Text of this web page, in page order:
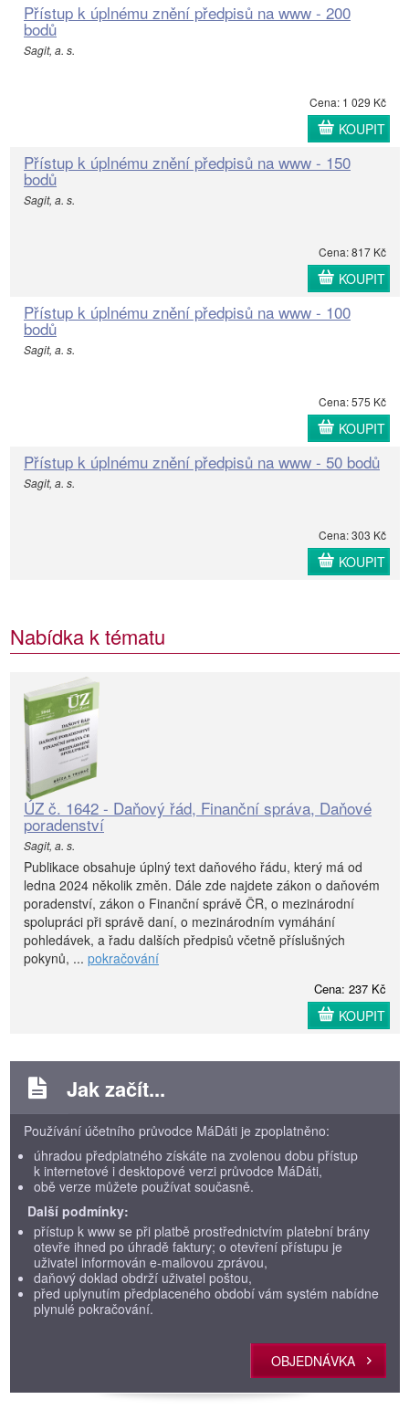
Přístup k úplnému znění předpisů na www - 200
bodů
Sagit, a. s.
Cena: 1 029 Kč
KOUPIT
Přístup k úplnému znění předpisů na www - 150
bodů
Sagit, a. s.
Cena: 817 Kč
KOUPIT
Přístup k úplnému znění předpisů na www - 100
bodů
Sagit, a. s.
Cena: 575 Kč
KOUPIT
Přístup k úplnému znění předpisů na www - 50 bodů
Sagit, a. s.
Cena: 303 Kč
KOUPIT
Nabídka k tématu
ÚZ č. 1642 - Daňový řád, Finanční správa, Daňové
poradenství
Sagit, a. s.
Publikace obsahuje úplný text daňového řádu, který má od
ledna 2024 několik změn. Dále zde najdete zákon o daňovém
poradenství, zákon o Finanční správě ČR, o mezinárodní
spolupráci při správě daní, o mezinárodním vymáhání
pohledávek, a řadu dalších předpisů včetně příslušných
pokynů, ... pokračování
Cena: 237 Kč
KOUPIT
Jak začít...
Používání účetního průvodce MáDáti je zpoplatněno:
úhradou předplatného získáte na zvolenou dobu přístup
k internetové i desktopové verzi průvodce MáDáti,
obě verze můžete používat současně.
Další podmínky:
přístup k www se při platbě prostřednictvím platební brány
otevře ihned po úhradě faktury; o otevření přístupu je
uživatel informován e-mailovou zprávou,
daňový doklad obdrží uživatel poštou,
před uplynutím předplaceného období vám systém nabídne
plynulé pokračování.
OBJEDNÁVKA